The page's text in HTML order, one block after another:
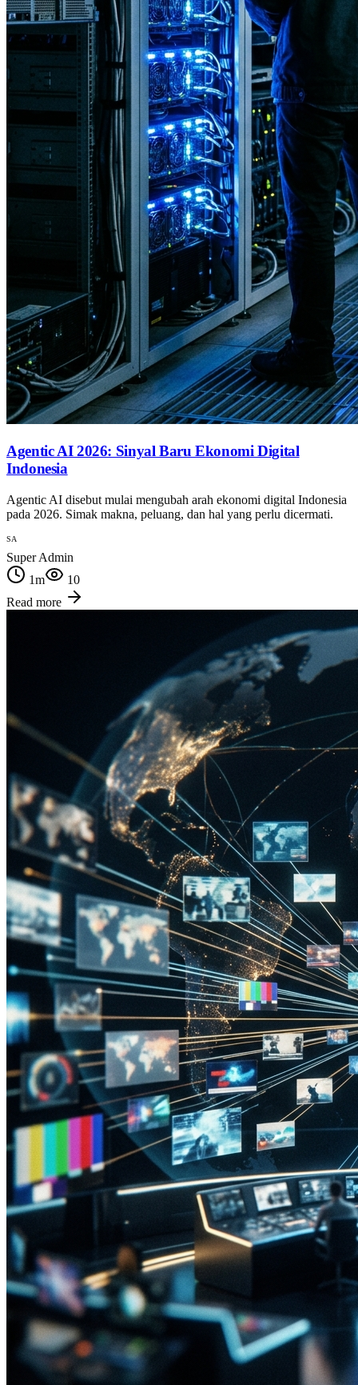
Agentic AI 2026: Sinyal Baru Ekonomi Digital
Indonesia
Agentic AI disebut mulai mengubah arah ekonomi digital Indonesia
pada 2026. Simak makna, peluang, dan hal yang perlu dicermati.
SA
Super Admin
1m
10
Read more